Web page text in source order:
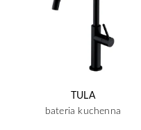
TULA
bateria kuchenna